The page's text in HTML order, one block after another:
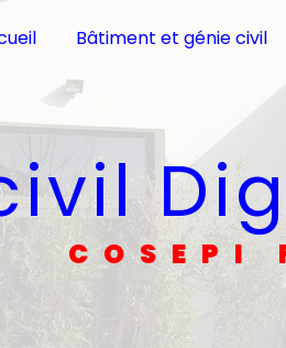
Bâtiment et génie civil
civil